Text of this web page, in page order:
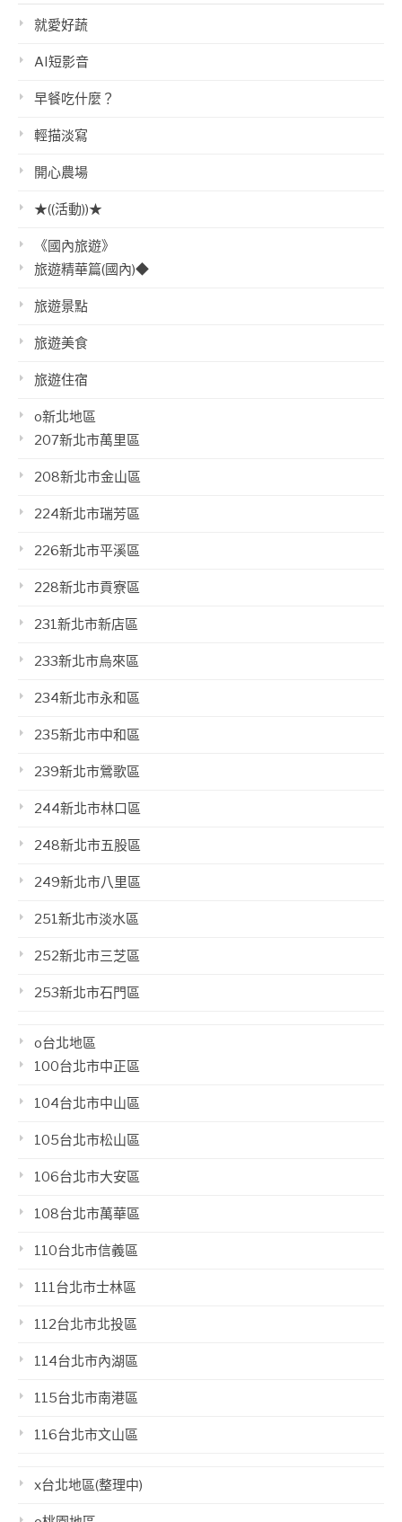
就愛好蔬
AI短影音
早餐吃什麼？
輕描淡寫
開心農場
★((活動))★
《國內旅遊》
旅遊精華篇(國內)◆
旅遊景點
旅遊美食
旅遊住宿
o新北地區
207新北市萬里區
208新北市金山區
224新北市瑞芳區
226新北市平溪區
228新北市貢寮區
231新北市新店區
233新北市烏來區
234新北市永和區
235新北市中和區
239新北市鶯歌區
244新北市林口區
248新北市五股區
249新北市八里區
251新北市淡水區
252新北市三芝區
253新北市石門區
o台北地區
100台北市中正區
104台北市中山區
105台北市松山區
106台北市大安區
108台北市萬華區
110台北市信義區
111台北市士林區
112台北市北投區
114台北市內湖區
115台北市南港區
116台北市文山區
x台北地區(整理中)